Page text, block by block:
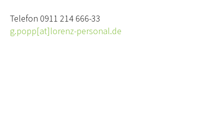
Telefon 0911 214 666-33
g.popp[at]lorenz-personal.de